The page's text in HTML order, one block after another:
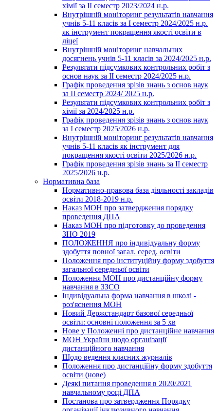
хімії за ІІ семестр 2023/2024 н.р.
Внутрішній моніторинг результатів навчання
учнів 5-11 класів за І семестр 2024/2025 н.р.
як інструмент покращення якості освіти в
ліцеї
Внутрішній моніторинг навчальних
досягнень учнів 5-11 класів за 2024/2025 н.р.
Результати підсумкових контрольних робіт з
основ наук за ІІ семестр 2024/2025 н.р.
Графік проведення зрізів знань з основ наук
за ІІ семестр 2024/ 2025 н.р.
Результати підсумкових контрольних робіт з
хімії за 2024/2025 н.р.
Графік проведення зрізів знань з основ наук
за І семестр 2025/2026 н.р.
Внутрішній моніторинг результатів навчання
учнів 5-11 класів як інструмент для
покращення якості освіти 2025/2026 н.р.
Графік проведення зрізів знань за ІІ семестр
2025/2026 н.р.
Нормативна база
Нормативно-правова база діяльності закладів
освіти 2018-2019 н.р.
Наказ МОН про затвердження порядку
проведення ДПА
Наказ МОН про підготовку до проведення
ЗНО 2019
ПОЛОЖЕННЯ про індивідуальну форму
здобуття повної загал. серед. освіти
Положення про інституційну форму здобуття
загальної середньої освіти
Положення МОН про дистанційну форму
навчання в ЗЗСО
Індивідуальна форма навчання в школі -
роз'яснення МОН
Новий Держстандарт базової середньої
освіти: основні положення за 5 хв
Нове у Положенні про дистанційне навчання
МОН України щодо організації
дистанційного навчання
Щодо ведення класних журналів
Положення про дистанційну форму здобуття
освіти (нове)
Деякі питання проведення в 2020/2021
навчальному році ДПА
Постанова про затвердження Порядку